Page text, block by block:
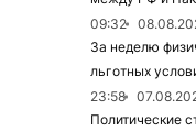
09:32
За неделю
льготных
23:58
Политические